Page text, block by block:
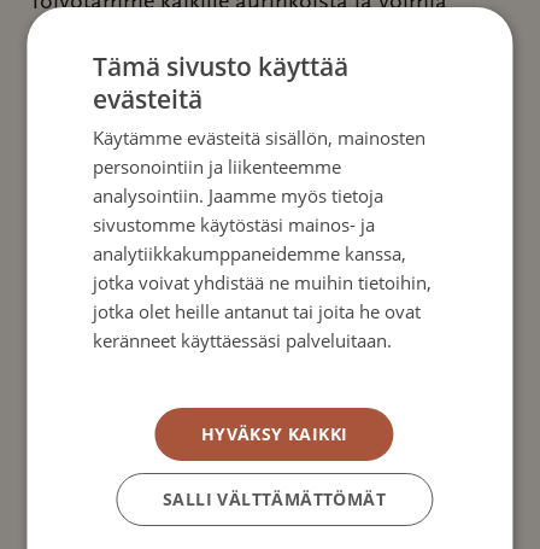
antavaa kesää!
Etusivu»Tukea ja tietoa myös kesällä
Ajankohtaista
Tämä sivusto käyttää
evästeitä
Käytämme evästeitä sisällön, mainosten
personointiin ja liikenteemme
analysointiin. Jaamme myös tietoja
sivustomme käytöstäsi mainos- ja
analytiikkakumppaneidemme kanssa,
jotka voivat yhdistää ne muihin tietoihin,
jotka olet heille antanut tai joita he ovat
keränneet käyttäessäsi palveluitaan.
HYVÄKSY KAIKKI
SALLI VÄLTTÄMÄTTÖMÄT